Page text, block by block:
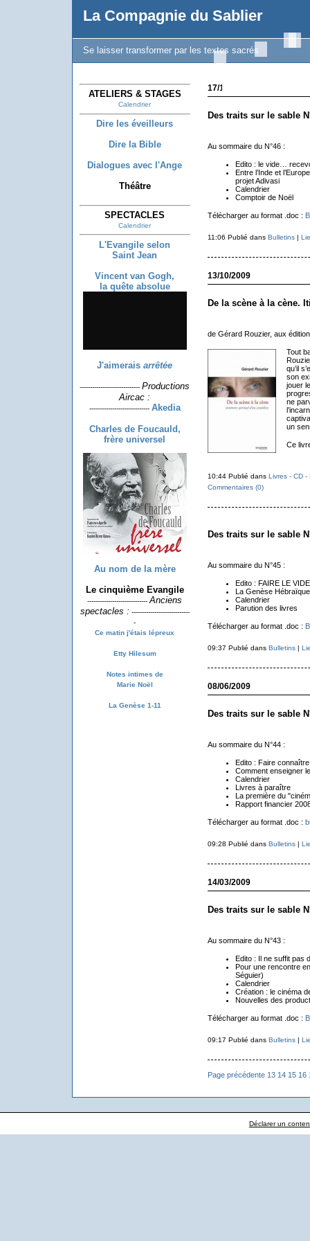
La Compagnie du Sablier
Se laisser transformer par les textes sacrés
ATELIERS & STAGES
Calendrier
Dire les éveilleurs
Dire la Bible
Dialogues avec l'Ange
Théâtre
SPECTACLES
Calendrier
L'Evangile selon
Saint Jean
Vincent van Gogh,
la quête absolue
J'aimerais arrêtée
----------------------------- Productions
Aircac :
----------------------------- Akedia
Charles de Foucauld,
frère universel
Au nom de la mère
Le cinquième Evangile
-----------------------------Anciens
spectacles : ----------------------------
-
Ce matin j'étais lépreux
Etty Hilesum
Notes intimes de
Marie Noël
La Genèse 1-11
17/12/2009
Des traits sur le sable
Au sommaire du N°46 :
Edito : le vide…
Entre l’Inde et
projet Adivasi
Calendrier
Comptoir de Noël
Télécharger au format .doc :
11:06 Publié dans Bulletins|
13/10/2009
De la scène à la cène.
de Gérard Rouzier, aux
Tout
qu’il
son
jouer
ne
un
Ce
10:44 Publié dans Livres - CD -
Commentaires (0)
Des traits sur le sable
Au sommaire du N°45 :
Edito : FAIRE LE
La Genèse
Calendrier
Parution des livres
Télécharger au format .doc :
09:37 Publié dans Bulletins|
08/06/2009
Des traits sur le sable
Au sommaire du N°44 :
Edito : Faire
Comment enseigner
Calendrier
Livres à paraître
La première du
Rapport financier
Télécharger au format .doc :
09:28 Publié dans Bulletins|
14/03/2009
Des traits sur le sable
Au sommaire du N°43 :
Edito : Il ne suffit pas
Pour une rencontre
Séguier)
Calendrier
Création : le cinéma
Nouvelles des
Télécharger au format .doc :
09:17 Publié dans Bulletins|
Page précédente 13 14 15 16
Déclarer un